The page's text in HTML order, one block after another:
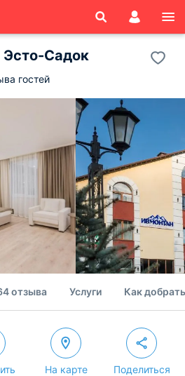
Эсто-Садок
гостей
отзыва Услуги Как
На карте Поделиться